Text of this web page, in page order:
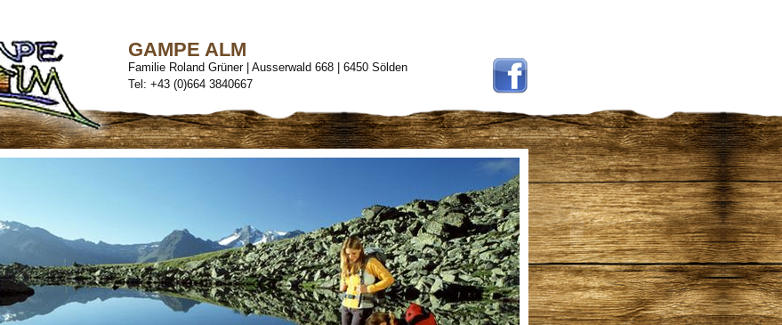
GAMPE ALM
Familie Roland Grüner | Ausserwald 668 | 6450 Sölden
Tel: +43 (0)664 3840667